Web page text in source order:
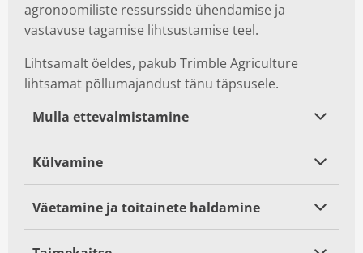
agronoomiliste ressursside ühendamise ja
vastavuse tagamise lihtsustamise teel.
Lihtsamalt öeldes, pakub Trimble Agriculture
lihtsamat põllumajandust tänu täpsusele.
Mulla ettevalmistamine
Külvamine
Väetamine ja toitainete haldamine